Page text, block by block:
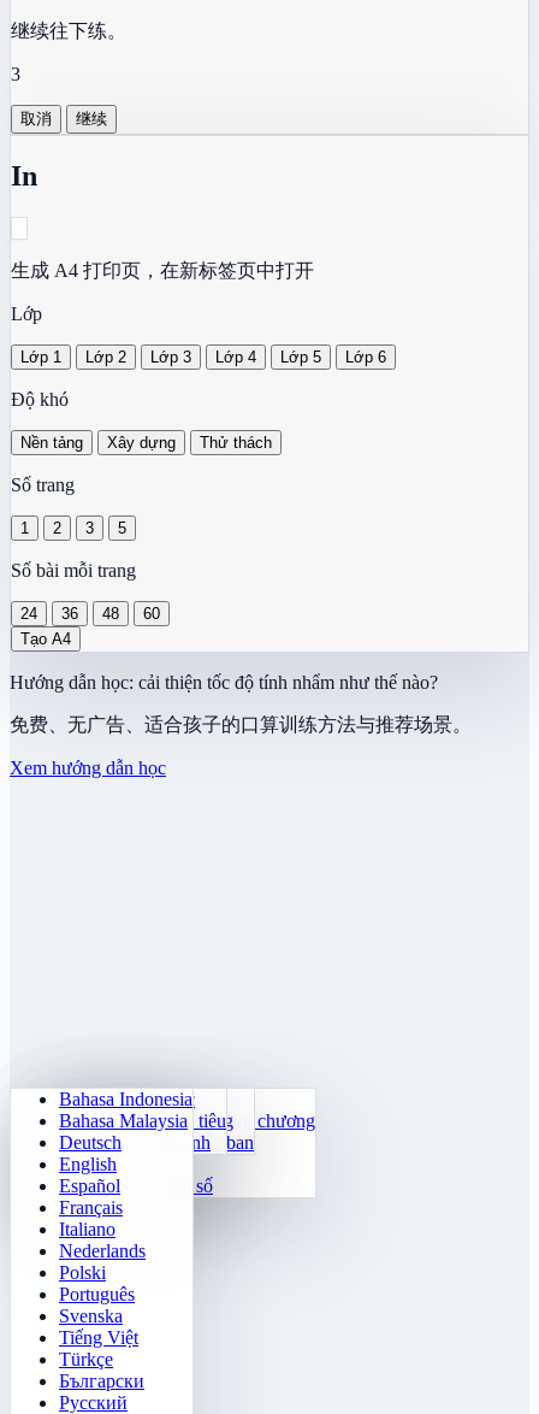
Số học hằng ngày
Huấn luyện bảng cửu chương
24 Tính Nhanh
Hàm số
Điền quy luật số
Sudoku
Klotski Số
2048
Tetris
Dò mìn
Gomoku
Tắt đèn
Nhiệm vụ mê cung
Thách Thức Sokoban
Ma trận ký ức
Theo dõi mục tiêu
Phân biệt nhanh
Bahasa Indonesia
Bahasa Malaysia
Deutsch
English
Español
Français
Italiano
Nederlands
Polski
Português
Svenska
Tiếng Việt
Türkçe
Български
Русский
继续往下练。
3
取消 继续
In
生成 A4 打印页，在新标签页中打开
Lớp
Lớp 1 Lớp 2 Lớp 3 Lớp 4 Lớp 5 Lớp 6
Độ khó
Nền tảng Xây dựng Thử thách
Số trang
1 2 3 5
Số bài mỗi trang
24 36 48 60
Hướng dẫn học: cải thiện tốc độ tính nhẩm như thế nào?
免费、无广告、适合孩子的口算训练方法与推荐场景。
Xem hướng dẫn học